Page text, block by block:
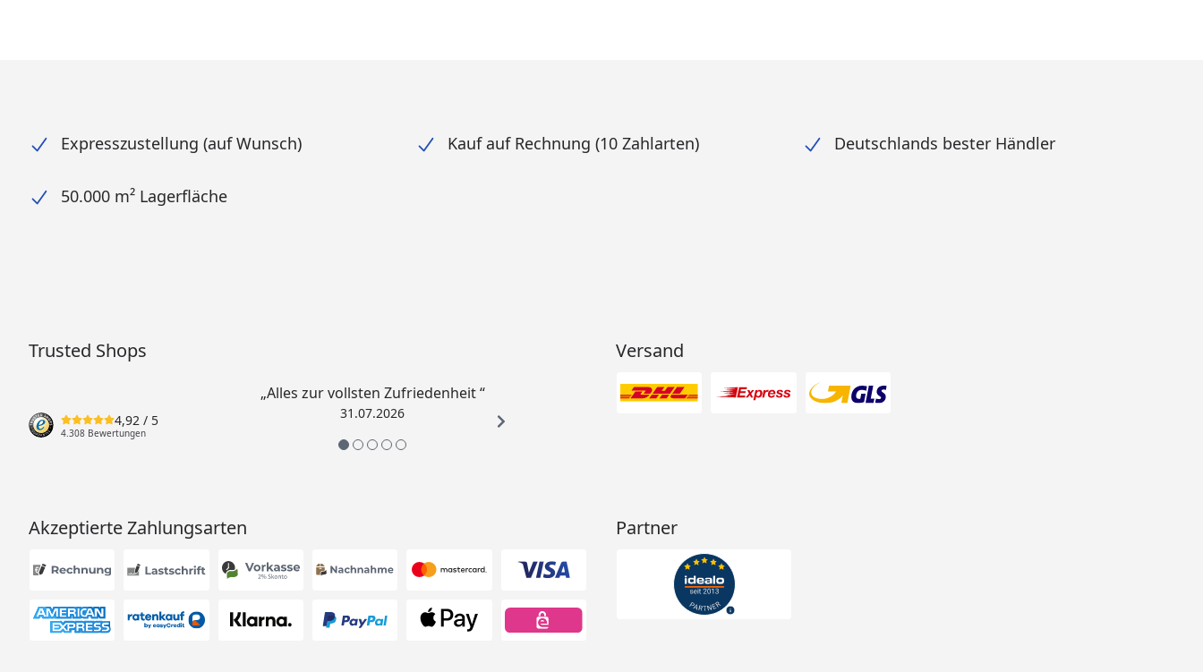
Expresszustellung (auf Wunsch) Kauf auf Rechnung (10 Zahlarten) Deutschlands bester Händler
50.000 m² Lagerfläche
Trusted Shops
4,92 / 5
4.308 Bewertungen
„Alles zur vollsten Zufriedenheit “
31.07.2026
Versand
Akzeptierte Zahlungsarten Partner